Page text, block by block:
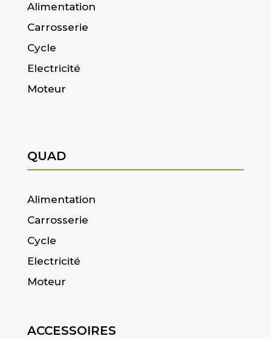
Alimentation
Carrosserie
Cycle
Electricité
Moteur
QUAD
Alimentation
Carrosserie
Cycle
Electricité
Moteur
ACCESSOIRES